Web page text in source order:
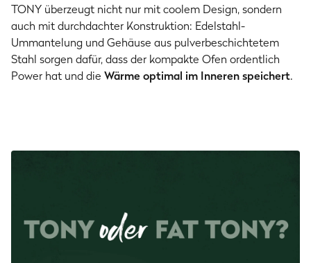
TONY überzeugt nicht nur mit coolem Design, sondern
auch mit durchdachter Konstruktion: Edelstahl-
Ummantelung und Gehäuse aus pulverbeschichtetem
Stahl sorgen dafür, dass der kompakte Ofen ordentlich
Power hat und die Wärme optimal im Inneren speichert.